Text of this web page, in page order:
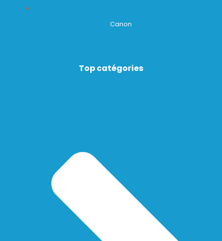
Canon
Top catégories